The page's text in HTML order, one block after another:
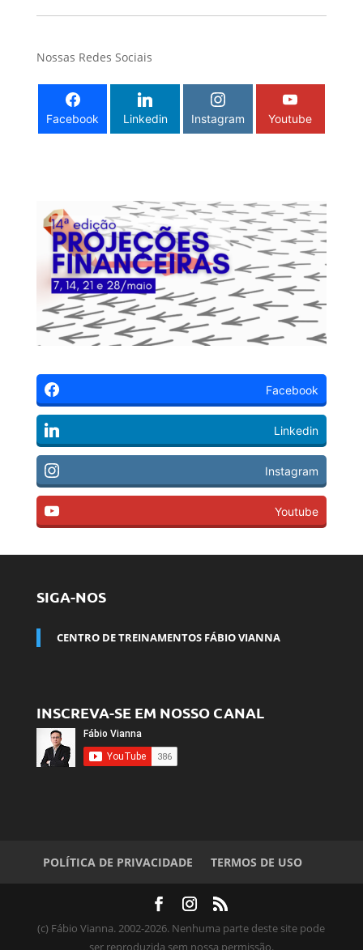
Nossas Redes Sociais
Facebook Linkedin Instagram Youtube
Facebook
Linkedin
Instagram
Youtube
SIGA-NOS
CENTRO DE TREINAMENTOS FÁBIO VIANNA
INSCREVA-SE EM NOSSO CANAL
POLÍTICA DE PRIVACIDADE TERMOS DE USO
(c) Fábio Vianna. 2002-2026. Nenhuma parte deste site pode
ser reproduzida sem nossa permissão.